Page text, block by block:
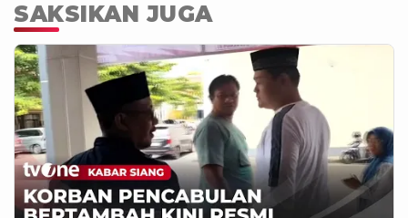
SAKSIKAN JUGA